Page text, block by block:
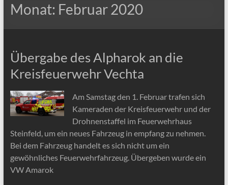
Monat: Februar 2020
Übergabe des Alpharok an die
Kreisfeuerwehr Vechta
Am Samstag den 1. Februar trafen sich
Kameraden der Kreisfeuerwehr und der
Drohnenstaffel im Feuerwehrhaus
Steinfeld, um ein neues Fahrzeug in empfang zu nehmen.
Bei dem Fahrzeug handelt es sich nicht um ein
gewöhnliches Feuerwehrfahrzeug. Übergeben wurde ein
VW Amarok